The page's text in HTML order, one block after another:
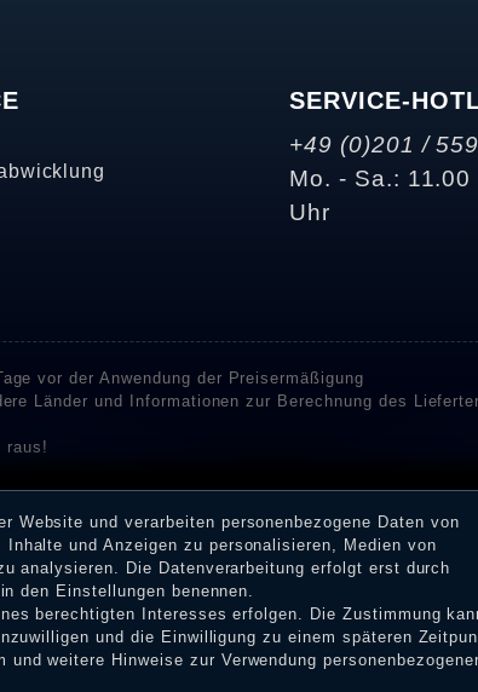
SERVICE-
+49 (0)201 /
Mo. - Sa.:
Uhr
vor der Anwendung der Preisermäßigung
Länder und Informationen zur Berechnung des
raus!
SHOPVOTE und SHOPAUSKUNFT
auf SHOPVOTE finden Sie hier. ⧉
deren Veröffentlichung nicht stattgefunden. Die
einer Benachrichtigungs-E-Mail können Händler
Website und verarbeiten personenbezogene Daten von
und Anzeigen zu personalisieren, Medien von
analysieren. Die Datenverarbeitung erfolgt erst durch
den Einstellungen benennen.
berechtigten Interesses erfolgen. Die Zustimmung
und die Einwilligung zu einem späteren
und weitere Hinweise zur Verwendung personenbezogener